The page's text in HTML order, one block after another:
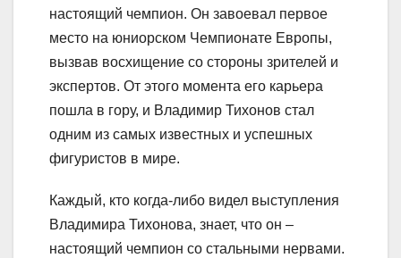
настоящий чемпион. Он завоевал первое
место на юниорском Чемпионате Европы,
вызвав восхищение со стороны зрителей и
экспертов. От этого момента его карьера
пошла в гору, и Владимир Тихонов стал
одним из самых известных и успешных
фигуристов в мире.
Каждый, кто когда-либо видел выступления
Владимира Тихонова, знает, что он –
настоящий чемпион со стальными нервами.